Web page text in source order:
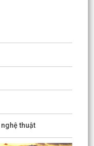
thuật
Lý Thái Tông kéo dài
đất để GPMB thực
đất để GPMB thực
Lý Thái Tông kéo dài
đất để GPMB thực
Lý Thái Tông kéo dài